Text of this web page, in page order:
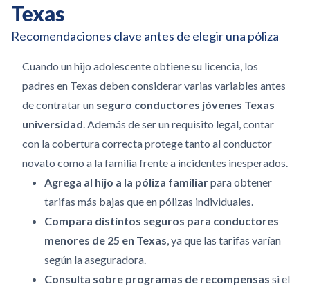
Texas
Recomendaciones clave antes de elegir una póliza
Cuando un hijo adolescente obtiene su licencia, los
padres en Texas deben considerar varias variables antes
de contratar un seguro conductores jóvenes Texas
universidad. Además de ser un requisito legal, contar
con la cobertura correcta protege tanto al conductor
novato como a la familia frente a incidentes inesperados.
Agrega al hijo a la póliza familiarpara obtener
tarifas más bajas que en pólizas individuales.
Compara distintos seguros para conductores
menores de 25 en Texas, ya que las tarifas varían
según la aseguradora.
Consulta sobre programas de recompensas si el